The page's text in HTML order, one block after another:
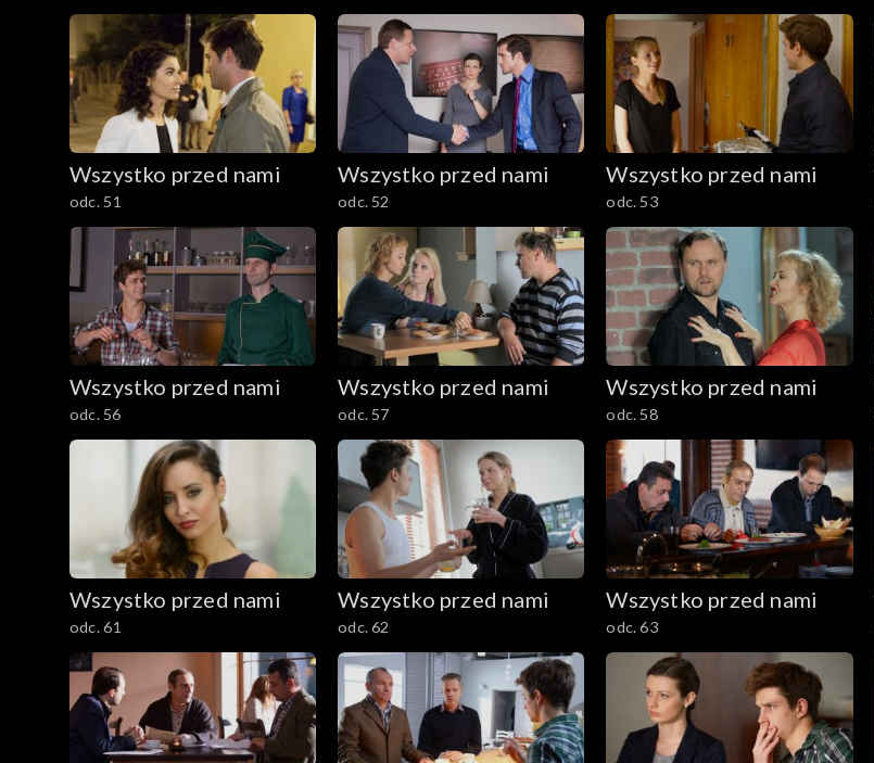
Wszystko przed nami
odc. 51
Wszystko przed nami
odc. 52
Wszystko przed nami
odc. 53
Wszystko przed nami
odc. 56
Wszystko przed nami
odc. 57
Wszystko przed nami
odc. 58
Wszystko przed nami
odc. 61
Wszystko przed nami
odc. 62
Wszystko przed nami
odc. 63